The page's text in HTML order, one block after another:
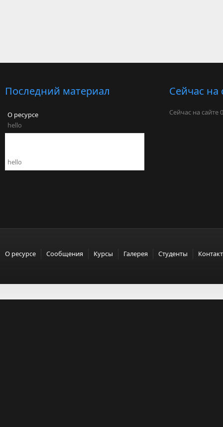
Последний материал
О ресурсе
hello
hello
Сейчас на
Сейчас на сайте
О ресурсе Сообщения Курсы Галерея Студенты